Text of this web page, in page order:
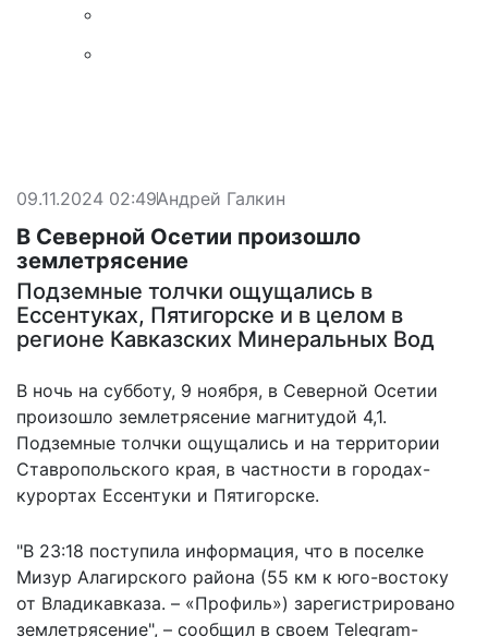
09.11.2024 02:49Андрей Галкин
В Северной Осетии произошло
землетрясение
Подземные толчки ощущались в
Ессентуках, Пятигорске и в целом в
регионе Кавказских Минеральных Вод
В ночь на субботу, 9 ноября, в Северной Осетии
произошло землетрясение магнитудой 4,1.
Подземные толчки ощущались и на территории
Ставропольского края, в частности в городах-
курортах Ессентуки и Пятигорске.
"В 23:18 поступила информация, что в поселке
Мизур Алагирского района (55 км к юго-востоку
от Владикавказа. – «Профиль») зарегистрировано
землетрясение", – сообщил в своем Telegram-